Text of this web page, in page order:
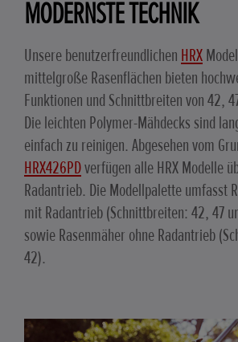
MODERNSTE TECHNIK
Unsere benutzerfreundlichen HRX
mittelgroße Rasenflächen bieten
Funktionen und Schnittbreiten von 42,
Die leichten Polymer-Mähdecks sind
einfach zu reinigen. Abgesehen vom
HRX426PDverfügen alle HRX Modelle
Radantrieb. Die Modellpalette umfasst
mit Radantrieb (Schnittbreiten: 42, 47
sowie Rasenmäher ohne Radantrieb
42).